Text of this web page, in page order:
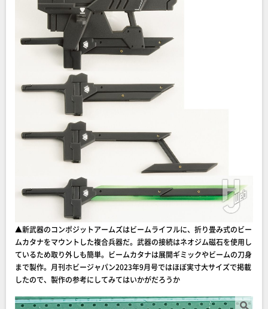
▲新武器のコンポジットアームズはビームライフルに、折り畳み式のビー
ムカタナをマウントした複合兵器だ。武器の接続はネオジム磁石を使用し
ているため取り外しも簡単。ビームカタナは展開ギミックやビームの刀身
まで製作。月刊ホビージャパン2023年9月号ではほぼ実寸大サイズで掲載
したので、製作の参考にしてみてはいかがだろうか